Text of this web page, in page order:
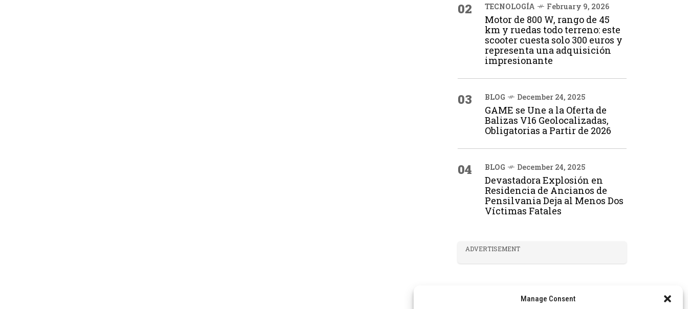
Manage Consent
02 TECNOLOGÍA February 9, 2026
Motor de 800 W, rango de 45
km y ruedas todo terreno: este
scooter cuesta solo 300 euros y
representa una adquisición
impresionante
03 BLOG December 24, 2025
GAME se Une a la Oferta de
Balizas V16 Geolocalizadas,
Obligatorias a Partir de 2026
04 BLOG December 24, 2025
Devastadora Explosión en
Residencia de Ancianos de
Pensilvania Deja al Menos Dos
Víctimas Fatales
ADVERTISEMENT